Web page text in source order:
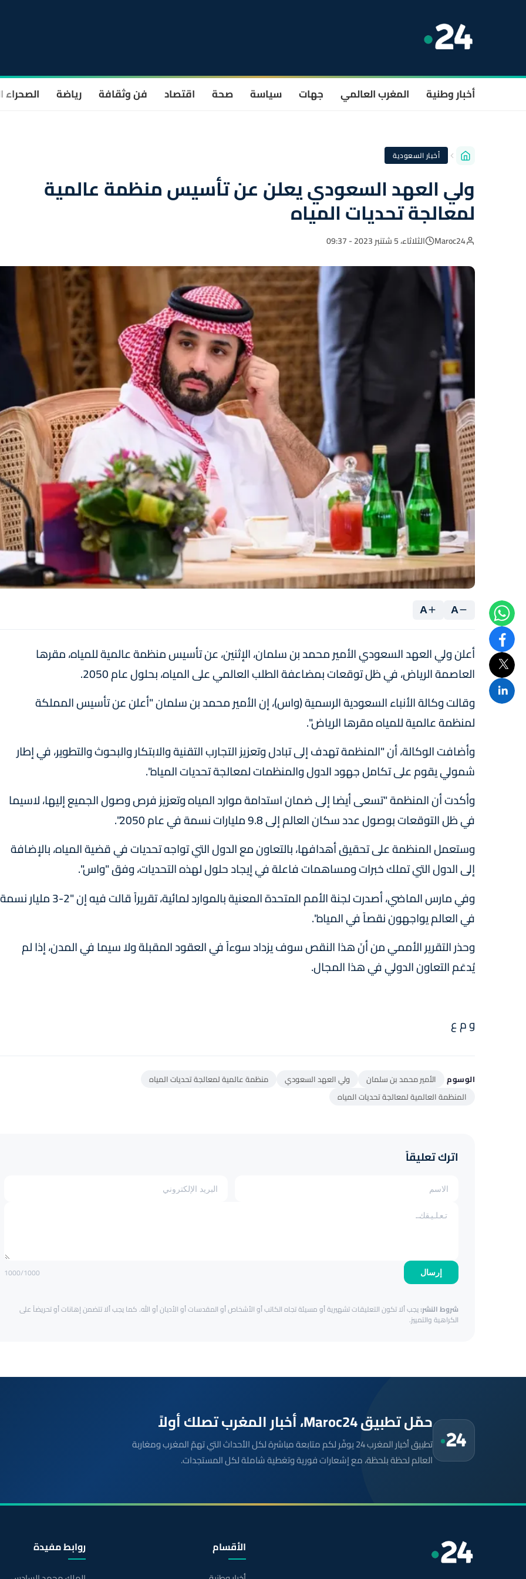
أخبار وطنية المغرب العالمي جهات سياسة صحة اقتصاد فن وثقافة رياضة الصحراء
أخبار السعودية
ولي العهد السعودي يعلن عن تأسيس منظمة عالمية
لمعالجة تحديات المياه
Maroc24 الثلاثاء، 5 شتنبر 2023 - 09:37
A
A
أعلن ولي العهد السعودي الأمير محمد بن سلمان، الإثنين، عن تأسيس منظمة عالمية للمياه، مقرها
العاصمة الرياض، في ظل توقعات بمضاعفة الطلب العالمي على المياه، بحلول عام 2050.
وقالت وكالة الأنباء السعودية الرسمية (واس)، إن الأمير محمد بن سلمان "أعلن عن تأسيس المملكة
لمنظمة عالمية للمياه مقرها الرياض".
وأضافت الوكالة، أن "المنظمة تهدف إلى تبادل وتعزيز التجارب التقنية والابتكار والبحوث والتطوير، في إطار
شمولي يقوم على تكامل جهود الدول والمنظمات لمعالجة تحديات المياه".
وأكدت أن المنظمة "تسعى أيضا إلى ضمان استدامة موارد المياه وتعزيز فرص وصول الجميع إليها، لاسيما
في ظل التوقعات بوصول عدد سكان العالم إلى 9.8 مليارات نسمة في عام 2050".
وستعمل المنظمة على تحقيق أهدافها، بالتعاون مع الدول التي تواجه تحديات في قضية المياه، بالإضافة
إلى الدول التي تملك خبرات ومساهمات فاعلة في إيجاد حلول لهذه التحديات، وفق "واس".
وفي مارس الماضي، أصدرت لجنة الأمم المتحدة المعنية بالموارد لمائية، تقريراً قالت فيه إن "2-3 مليار نسمة
في العالم يواجهون نقصاً في المياه".
وحذر التقرير الأممي من أنَ هذا النقص سوف يزداد سوءاً في العقود المقبلة ولا سيما في المدن، إذا لم
يُدعَم التعاون الدولي في هذا المجال.
و م ع
الوسوم الأمير محمد بن سلمان ولي العهد السعودي
منظمة عالمية لمعالجة تحديات المياه
المنظمة العالمية لمعالجة تحديات المياه
اترك تعليقاً
إرسال 1000/1000
شروط النشر:يجب ألا تكون التعليقات تشهيرية أو مسيئة تجاه الكاتب أو الأشخاص أو المقدسات أو الأديان أو الله. كما يجب ألا تتضمن إهانات أو تحريضاً على
الكراهية والتمييز.
حمّل تطبيق Maroc24، أخبار المغرب تصلك أولاً
تطبيق أخبار المغرب 24 يوفّر لكم متابعة مباشرة لكل الأحداث التي تهمّ المغرب ومغاربة
العالم لحظة بلحظة، مع إشعارات فورية وتغطية شاملة لكل المستجدات.
الأقسام روابط مفيدة